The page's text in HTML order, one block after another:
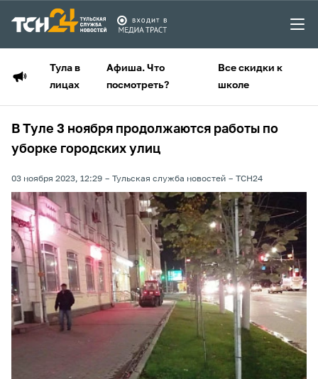
Тула в
лицах
Афиша. Что
посмотреть?
Все скидки к
школе
В Туле 3 ноября продолжаются работы по
уборке городских улиц
03 ноября 2023, 12:29 Тульская служба новостей ТСН24